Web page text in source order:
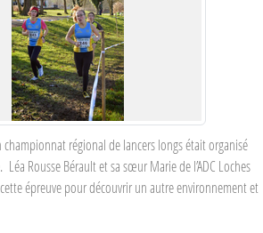
championnat régional de lancers longs était organisé
Rousse Bérault et sa sœur Marie de l’ADC Loches
épreuve pour découvrir un autre environnement et